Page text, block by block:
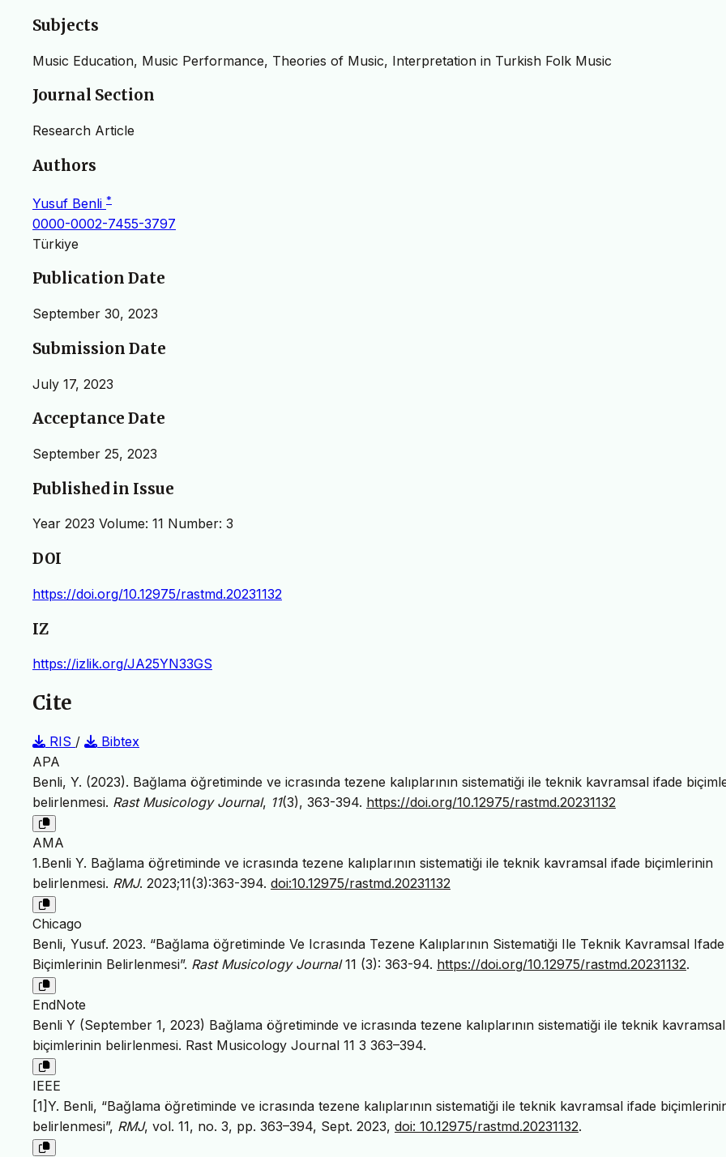
Subjects
Music Education, Music Performance, Theories of Music, Interpretation in Turkish Folk Music
Journal Section
Research Article
Authors
Yusuf Benli *
0000-0002-7455-3797
Türkiye
Publication Date
September 30, 2023
Submission Date
July 17, 2023
Acceptance Date
September 25, 2023
Published in Issue
Year 2023 Volume: 11 Number: 3
DOI
https://doi.org/10.12975/rastmd.20231132
IZ
https://izlik.org/JA25YN33GS
Cite
RIS /
Bibtex
APA
Benli, Y. (2023). Bağlama öğretiminde ve icrasında tezene kalıplarının sistematiği ile teknik kavramsal ifade
belirlenmesi. Rast Musicology Journal, 11(3), 363-394. https://doi.org/10.12975/rastmd.20231132
AMA
1.Benli Y. Bağlama öğretiminde ve icrasında tezene kalıplarının sistematiği ile teknik kavramsal ifade biçimlerinin
belirlenmesi. RMJ. 2023;11(3):363-394. doi:10.12975/rastmd.20231132
Chicago
Benli, Yusuf. 2023. “Bağlama öğretiminde Ve Icrasında Tezene Kalıplarının Sistematiği Ile Teknik Kavramsal Ifade
Biçimlerinin Belirlenmesi”. Rast Musicology Journal11 (3): 363-94. https://doi.org/10.12975/rastmd.20231132.
EndNote
Benli Y (September 1, 2023) Bağlama öğretiminde ve icrasında tezene kalıplarının sistematiği ile teknik
biçimlerinin belirlenmesi. Rast Musicology Journal 11 3 363–394.
IEEE
[1]Y. Benli, “Bağlama öğretiminde ve icrasında tezene kalıplarının sistematiği ile teknik kavramsal ifade
belirlenmesi”, RMJ, vol. 11, no. 3, pp. 363–394, Sept. 2023, doi: 10.12975/rastmd.20231132.